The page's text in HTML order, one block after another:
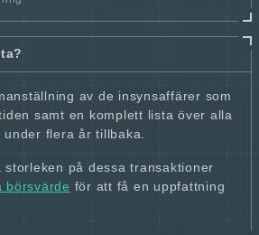
av de insynsaffärer som
samt en komplett lista över alla
flera år tillbaka.
på dessa transaktioner
börsvärde för att få en uppfattning